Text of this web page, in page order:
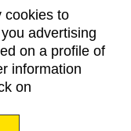
cookies to
advertising
on a profile of
information
on